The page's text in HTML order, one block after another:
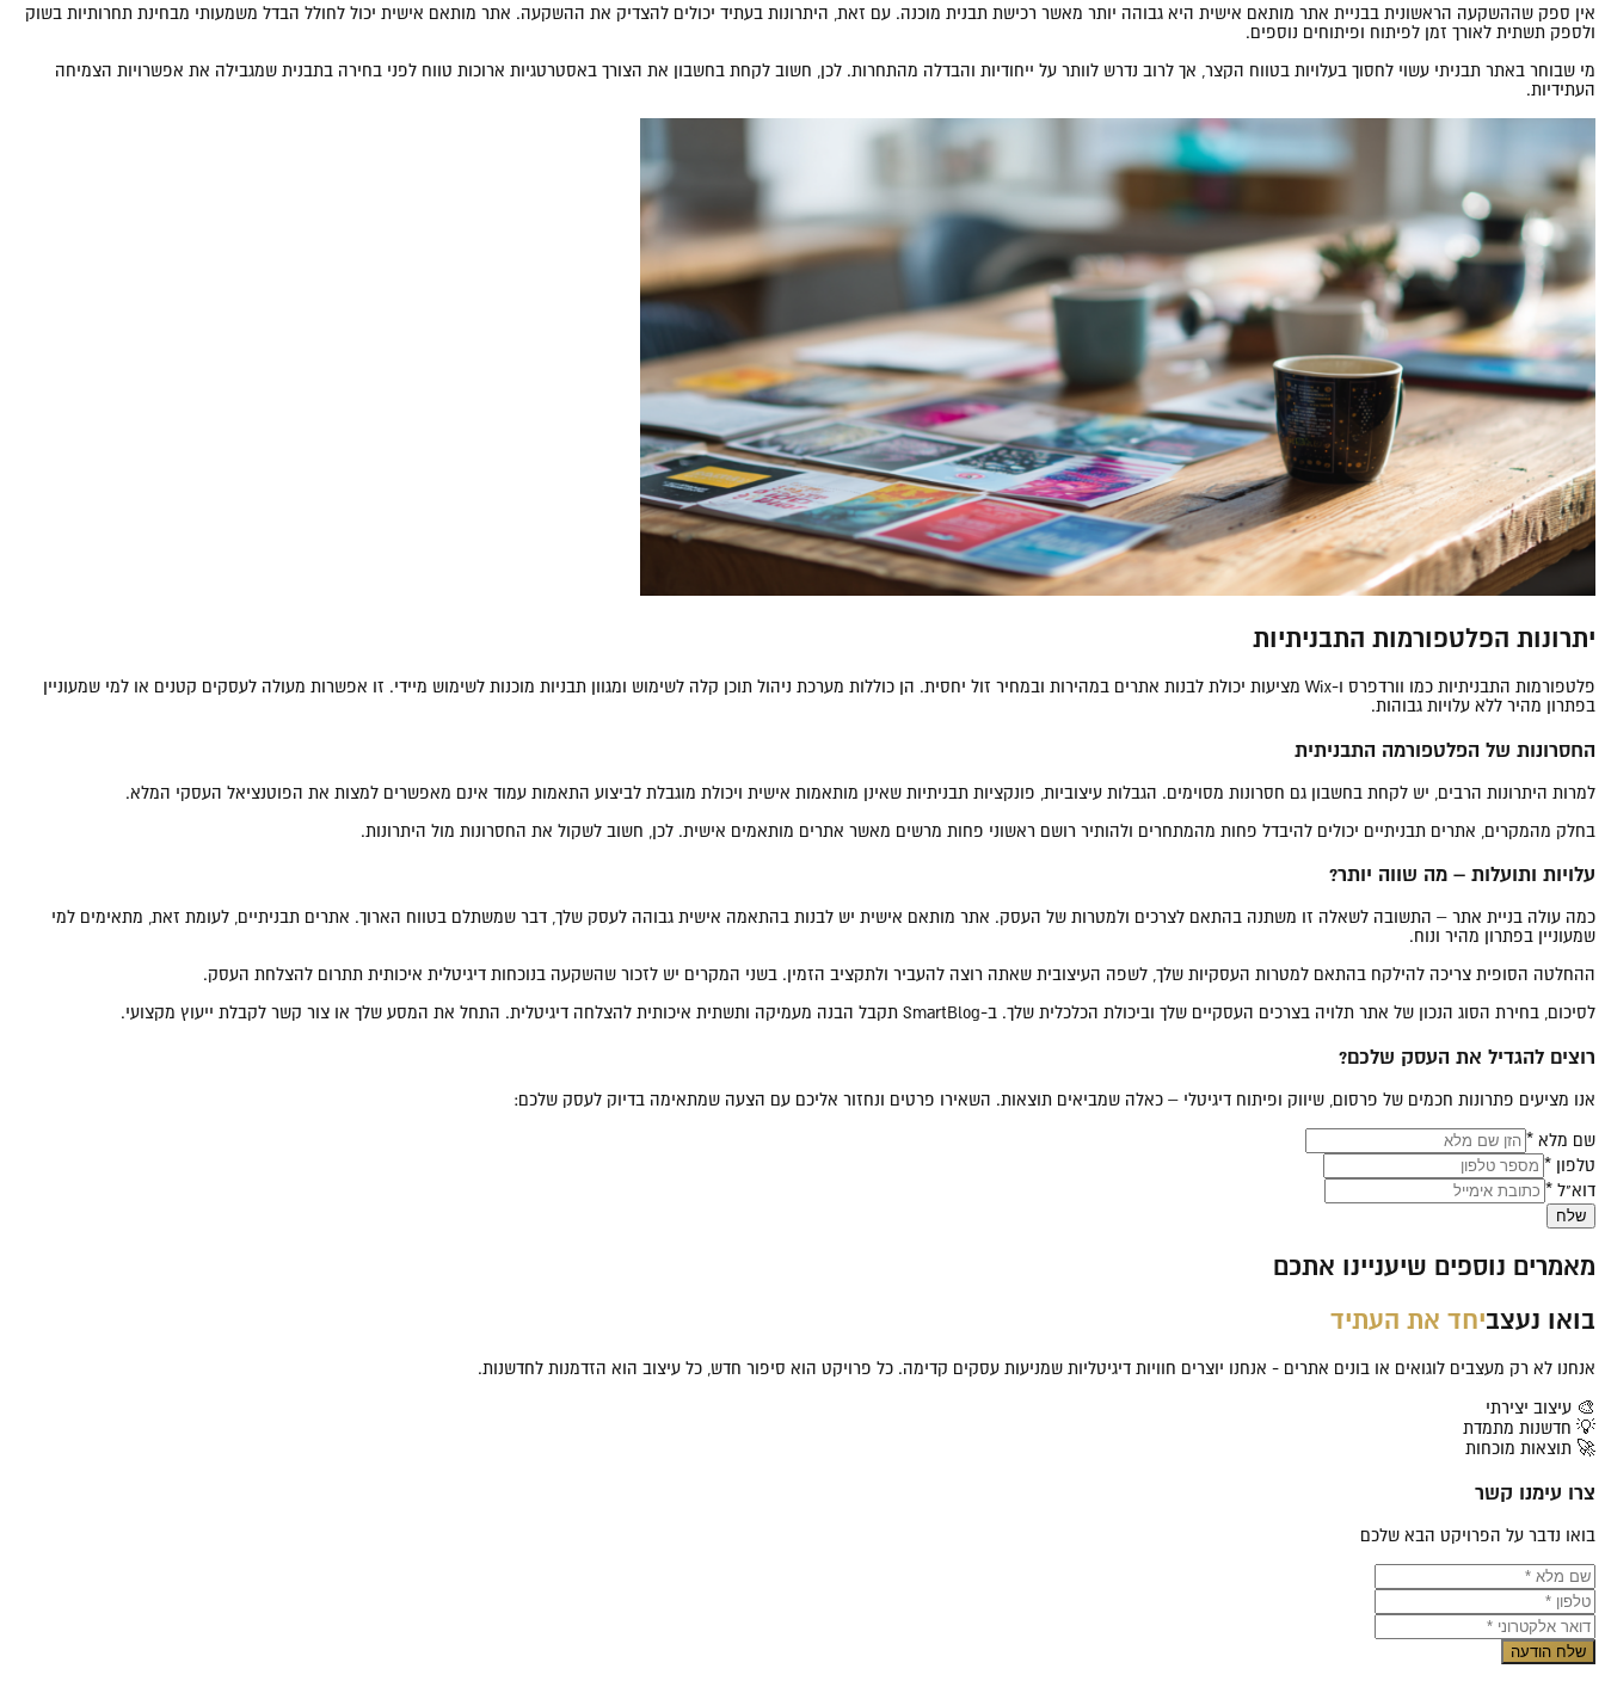
אין ספק שההשקעה הראשונית בבניית אתר מותאם אישית היא גבוהה יותר מאשר רכישת תבנית מוכנה. עם זאת, היתרונות בעתיד יכולים להצדיק את ההשקעה. אתר מותאם אישית יכול לחולל הבדל משמעותי מבחינת תחרותיות בשוק
ולספק תשתית לאורך זמן לפיתוח ופיתוחים נוספים.
מי שבוחר באתר תבניתי עשוי לחסוך בעלויות בטווח הקצר, אך לרוב נדרש לוותר על ייחודיות והבדלה מהתחרות. לכן, חשוב לקחת בחשבון את הצורך באסטרטגיות ארוכות טווח לפני בחירה בתבנית שמגבילה את אפשרויות הצמיחה
העתידיות.
יתרונות הפלטפורמות התבניתיות
פלטפורמות התבניתיות כמו וורדפרס ו-Wix מציעות יכולת לבנות אתרים במהירות ובמחיר זול יחסית. הן כוללות מערכת ניהול תוכן קלה לשימוש ומגוון תבניות מוכנות לשימוש מיידי. זו אפשרות מעולה לעסקים קטנים או למי שמעוניין
בפתרון מהיר ללא עלויות גבוהות.
החסרונות של הפלטפורמה התבניתית
למרות היתרונות הרבים, יש לקחת בחשבון גם חסרונות מסוימים. הגבלות עיצוביות, פונקציות תבניתיות שאינן מותאמות אישית ויכולת מוגבלת לביצוע התאמות עמוד אינם מאפשרים למצות את הפוטנציאל העסקי המלא.
בחלק מהמקרים, אתרים תבניתיים יכולים להיבדל פחות מהמתחרים ולהותיר רושם ראשוני פחות מרשים מאשר אתרים מותאמים אישית. לכן, חשוב לשקול את החסרונות מול היתרונות.
עלויות ותועלות – מה שווה יותר?
כמה עולה בניית אתר – התשובה לשאלה זו משתנה בהתאם לצרכים ולמטרות של העסק. אתר מותאם אישית יש לבנות בהתאמה אישית גבוהה לעסק שלך, דבר שמשתלם בטווח הארוך. אתרים תבניתיים, לעומת זאת, מתאימים למי
שמעוניין בפתרון מהיר ונוח.
ההחלטה הסופית צריכה להילקח בהתאם למטרות העסקיות שלך, לשפה העיצובית שאתה רוצה להעביר ולתקציב הזמין. בשני המקרים יש לזכור שהשקעה בנוכחות דיגיטלית איכותית תתרום להצלחת העסק.
לסיכום, בחירת הסוג הנכון של אתר תלויה בצרכים העסקיים שלך וביכולת הכלכלית שלך. ב-SmartBlog תקבל הבנה מעמיקה ותשתית איכותית להצלחה דיגיטלית. התחל את המסע שלך או צור קשר לקבלת ייעוץ מקצועי.
רוצים להגדיל את העסק שלכם?
אנו מציעים פתרונות חכמים של פרסום, שיווק ופיתוח דיגיטלי – כאלה שמביאים תוצאות. השאירו פרטים ונחזור אליכם עם הצעה שמתאימה בדיוק לעסק שלכם:
שם מלא *
טלפון *
דוא"ל *
שלח
מאמרים נוספים שיעניינו אתכם
בואו נעצביחד את העתיד
אנחנו לא רק מעצבים לוגואים או בונים אתרים - אנחנו יוצרים חוויות דיגיטליות שמניעות עסקים קדימה. כל פרויקט הוא סיפור חדש, כל עיצוב הוא הזדמנות לחדשנות.
🎨 עיצוב יצירתי
💡 חדשנות מתמדת
🚀 תוצאות מוכחות
צרו עימנו קשר
בואו נדבר על הפרויקט הבא שלכם
שלח הודעה